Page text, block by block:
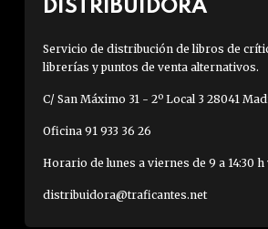
DISTRIBUIDORA
Servicio de distribución de libros de
librerías y puntos de venta alternativos.
C/ San Máximo 31 - 2º Local 3 28041
Oficina 91 933 36 26
Horario de lunes a viernes de 9 a 14:30 h
distribuidora@traficantes.net